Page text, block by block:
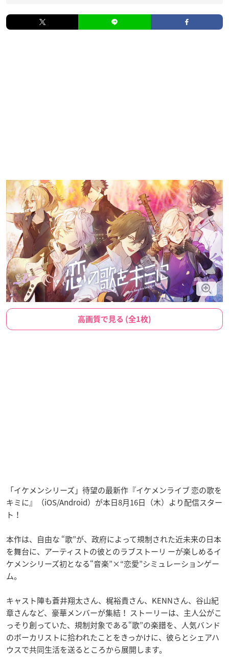
高画質で見る (全1枚)
「イケメンシリーズ」待望の最新作『イケメンライブ 恋の歌を
キミに』（iOS/Android）が本日8月16日（木）より配信スター
ト！
本作は、自由な “歌”が、政府によって規制された近未来の日本
を舞台に、アーティストの彼とのラブストーリ ーが楽しめるイ
ケメンシリーズ初となる“音楽”×“恋愛”シミュレーションゲー
ム。
キャスト陣も蒼井翔太さん、梶裕貴さん、KENNさん、谷山紀
章さんなど、豪華メンバーが集結！ ストーリーは、主人公がこ
っそり創っていた、規制対象である“歌”の楽譜を、人気バンド
のボーカリストに拾われたことをきっかけに、彼らとシェアハ
ウスで共同生活を送るところから展開します。